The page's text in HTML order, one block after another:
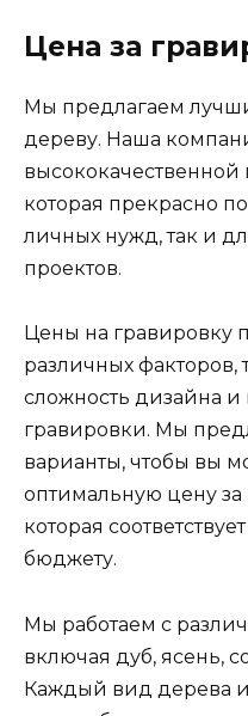
Цена за
Мы предлагаем
дереву. Наша
высококачественной
которая прекрасно
личных нужд, так и
проектов.
Цены на гравировку
различных факторов,
сложность дизайна
гравировки. Мы
варианты, чтобы вы
оптимальную цену за
которая
бюджету.
Мы работаем с
включая дуб, ясень,
Каждый вид дерева